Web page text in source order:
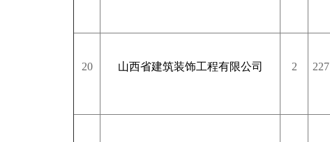
20 山西省建筑装饰工程有限公司 2 227